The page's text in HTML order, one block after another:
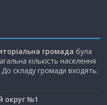
громада була
кількість населення
складу громади входять:
округ №1